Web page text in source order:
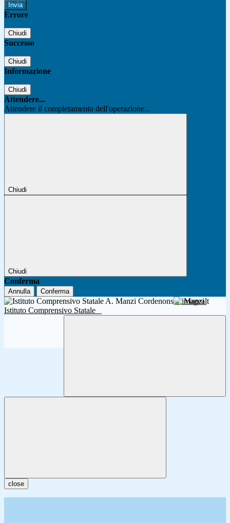
Errore
Chiudi
Successo
Chiudi
Informazione
Chiudi
Attendere...
Attendere il completamento dell'operazione...
Chiudi
Chiudi
Conferma
Annulla Conferma
A. Manzi
Istituto Comprensivo Statale
close